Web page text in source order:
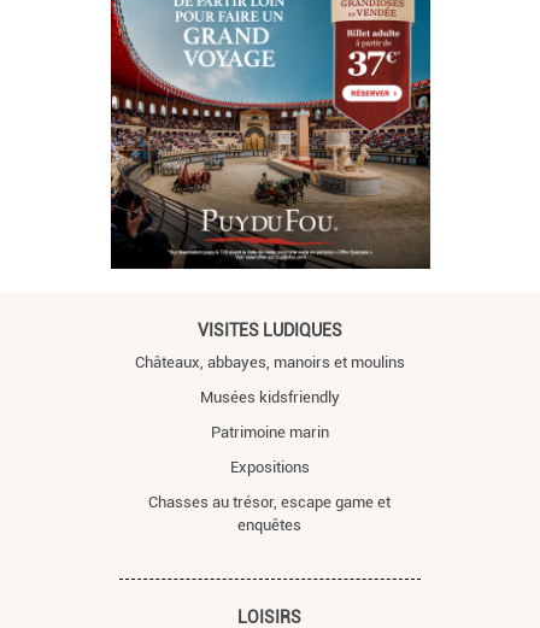
VISITES LUDIQUES
Châteaux, abbayes, manoirs et moulins
Musées kidsfriendly
Patrimoine marin
Expositions
Chasses au trésor, escape game et
enquêtes
LOISIRS